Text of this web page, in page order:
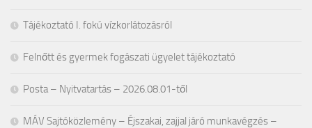
Tájékoztató I. fokú vízkorlátozásról
Felnőtt és gyermek fogászati ügyelet tájékoztató
Posta – Nyitvatartás – 2026.08.01-től
MÁV Sajtóközlemény – Éjszakai, zajjal járó munkavégzés –